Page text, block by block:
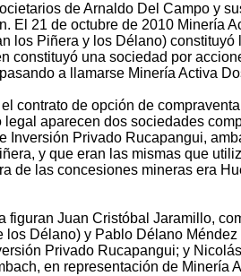
de Arnaldo Del Campo y
El 21 de octubre de 2010 Minería
los Piñera y los Délano) constituyó
constituyó una sociedad por
a llamarse Minería Activa
contrato de opción de
legal aparecen dos sociedades
Inversión Privado Rucapangui,
y que eran las mismas que
de las concesiones mineras era
figuran Juan Cristóbal Jaramillo,
los Délano) y Pablo Délano
Privado Rucapangui; y
en representación de Minería